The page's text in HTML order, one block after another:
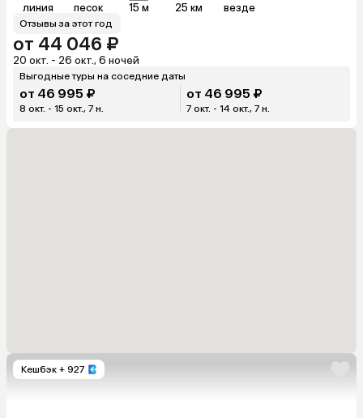
линия песок 15 м 25 км везде
Отзывы за этот год
от 44 046 ₽
20 окт. - 26 окт., 6 ночей
Выгодные туры на соседние даты
от 46 995 ₽
8 окт. - 15 окт., 7 н.
от 46 995 ₽
7 окт. - 14 окт., 7 н.
Кешбэк + 927